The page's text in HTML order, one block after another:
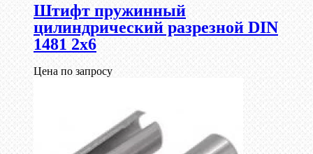
Штифт пружинный
цилиндрический разрезной DIN
1481 2х6
Цена по запросу